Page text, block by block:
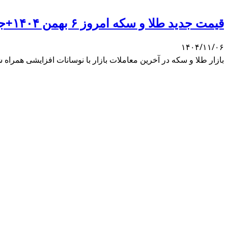
قیمت جدید طلا و سکه امروز ۶ بهمن ۱۴۰۴+جدول
۱۴۰۴/۱۱/۰۶
بازار طلا و سکه در آخرین معاملات بازار با نوسانات افزایشی